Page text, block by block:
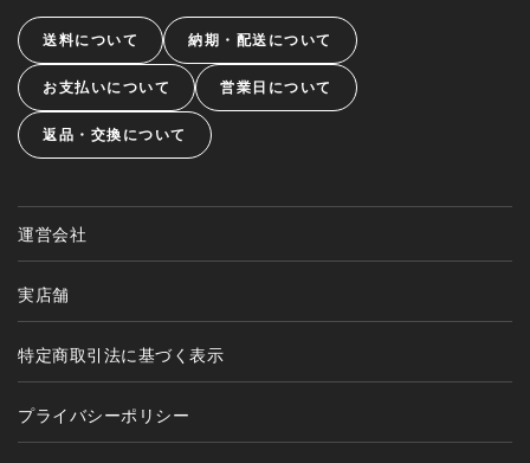
送料について 納期・配送について
お支払いについて 営業日について
返品・交換について
運営会社
実店舗
特定商取引法に基づく表示
プライバシーポリシー